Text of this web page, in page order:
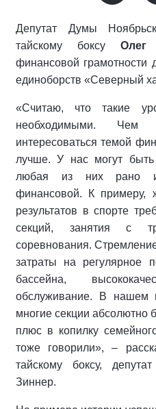
Депутат Думы
тайскому боксу Олег
финансовой грамотности
единоборств «Северный
«Считаю, что такие
необходимыми.
интересоваться темой
лучше. У нас могут
любая из них рано
финансовой. К примеру,
результатов в спорте
секций, занятия с
соревнования.
затраты на регулярное
бассейна,
обслуживание. В нашем
многие секции абсолютно
плюс в копилку
тоже говорили», –
тайскому боксу,
Зиннер.